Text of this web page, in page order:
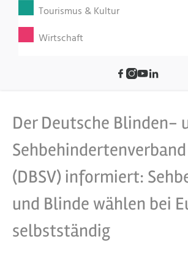
Tourismus & Kultur
Wirtschaft
Der Deutsche Blinden-
Sehbehindertenverband
(DBSV) informiert:
und Blinde wählen bei
selbstständig